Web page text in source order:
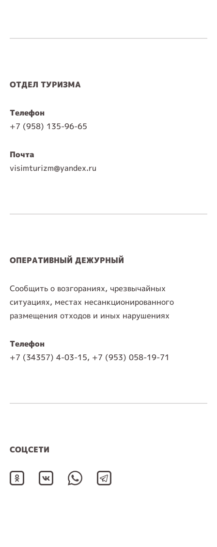
ОТДЕЛ ТУРИЗМА
Телефон
+7 (958) 135-96-65
Почта
visimturizm@yandex.ru
ОПЕРАТИВНЫЙ ДЕЖУРНЫЙ
Сообщить о возгораниях, чрезвычайных
ситуациях, местах несанкционированного
размещения отходов и иных нарушениях
Телефон
+7 (34357) 4-03-15, +7 (953) 058-19-71
СОЦСЕТИ